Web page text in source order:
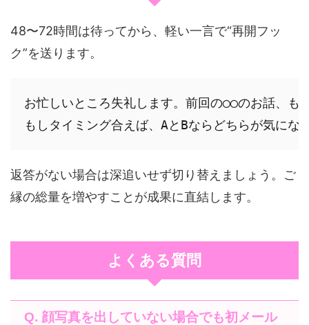
48〜72時間は待ってから、軽い一言で“再開フッ
ク”を送ります。
お忙しいところ失礼します。前回の◯◯のお話、も
返答がない場合は深追いせず切り替えましょう。ご
縁の総量を増やすことが成果に直結します。
よくある質問
Q. 顔写真を出していない場合でも初メール